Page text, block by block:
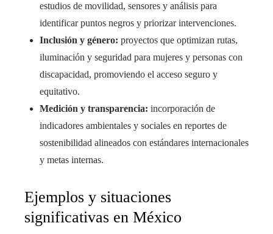
estudios de movilidad, sensores y análisis para
identificar puntos negros y priorizar intervenciones.
Inclusión y género: proyectos que optimizan rutas,
iluminación y seguridad para mujeres y personas con
discapacidad, promoviendo el acceso seguro y
equitativo.
Medición y transparencia: incorporación de
indicadores ambientales y sociales en reportes de
sostenibilidad alineados con estándares internacionales
y metas internas.
Ejemplos y situaciones
significativas en México